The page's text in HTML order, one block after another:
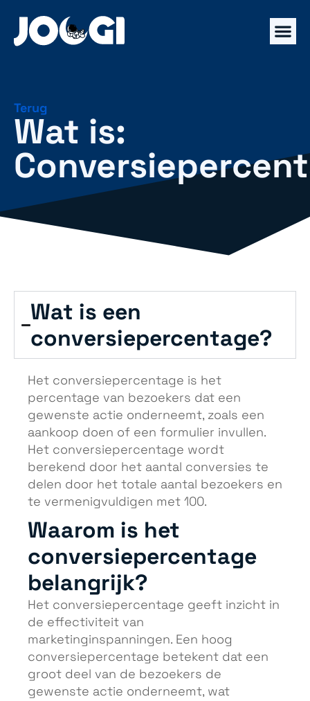
Terug
Wat is:
Wat is een
conversiepercentage?
Het conversiepercentage is het
percentage van bezoekers dat een
gewenste actie onderneemt, zoals een
aankoop doen of een formulier invullen.
Het conversiepercentage wordt
berekend door het aantal conversies te
delen door het totale aantal bezoekers en
te vermenigvuldigen met 100.
Waarom is het
conversiepercentage
belangrijk?
Het conversiepercentage geeft inzicht in
de effectiviteit van
marketinginspanningen. Een hoog
conversiepercentage betekent dat een
groot deel van de bezoekers de
gewenste actie onderneemt, wat